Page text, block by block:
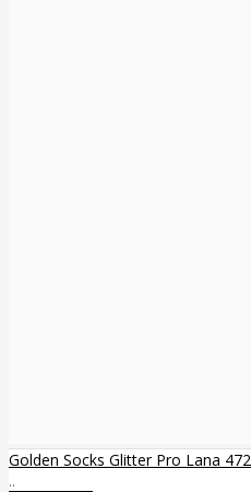
Golden Socks Glitter Pro Lana 472
..